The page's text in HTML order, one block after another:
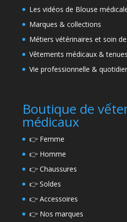
Les vidéos de Blouse
Marques & collections
Métiers vétérinaires et soin
Vêtements médicaux &
Vie professionnelle &
Boutique de
médicaux
👉 Femme
👉 Homme
👉 Chaussures
👉 Soldes
👉 Accessoires
👉 Nos marques